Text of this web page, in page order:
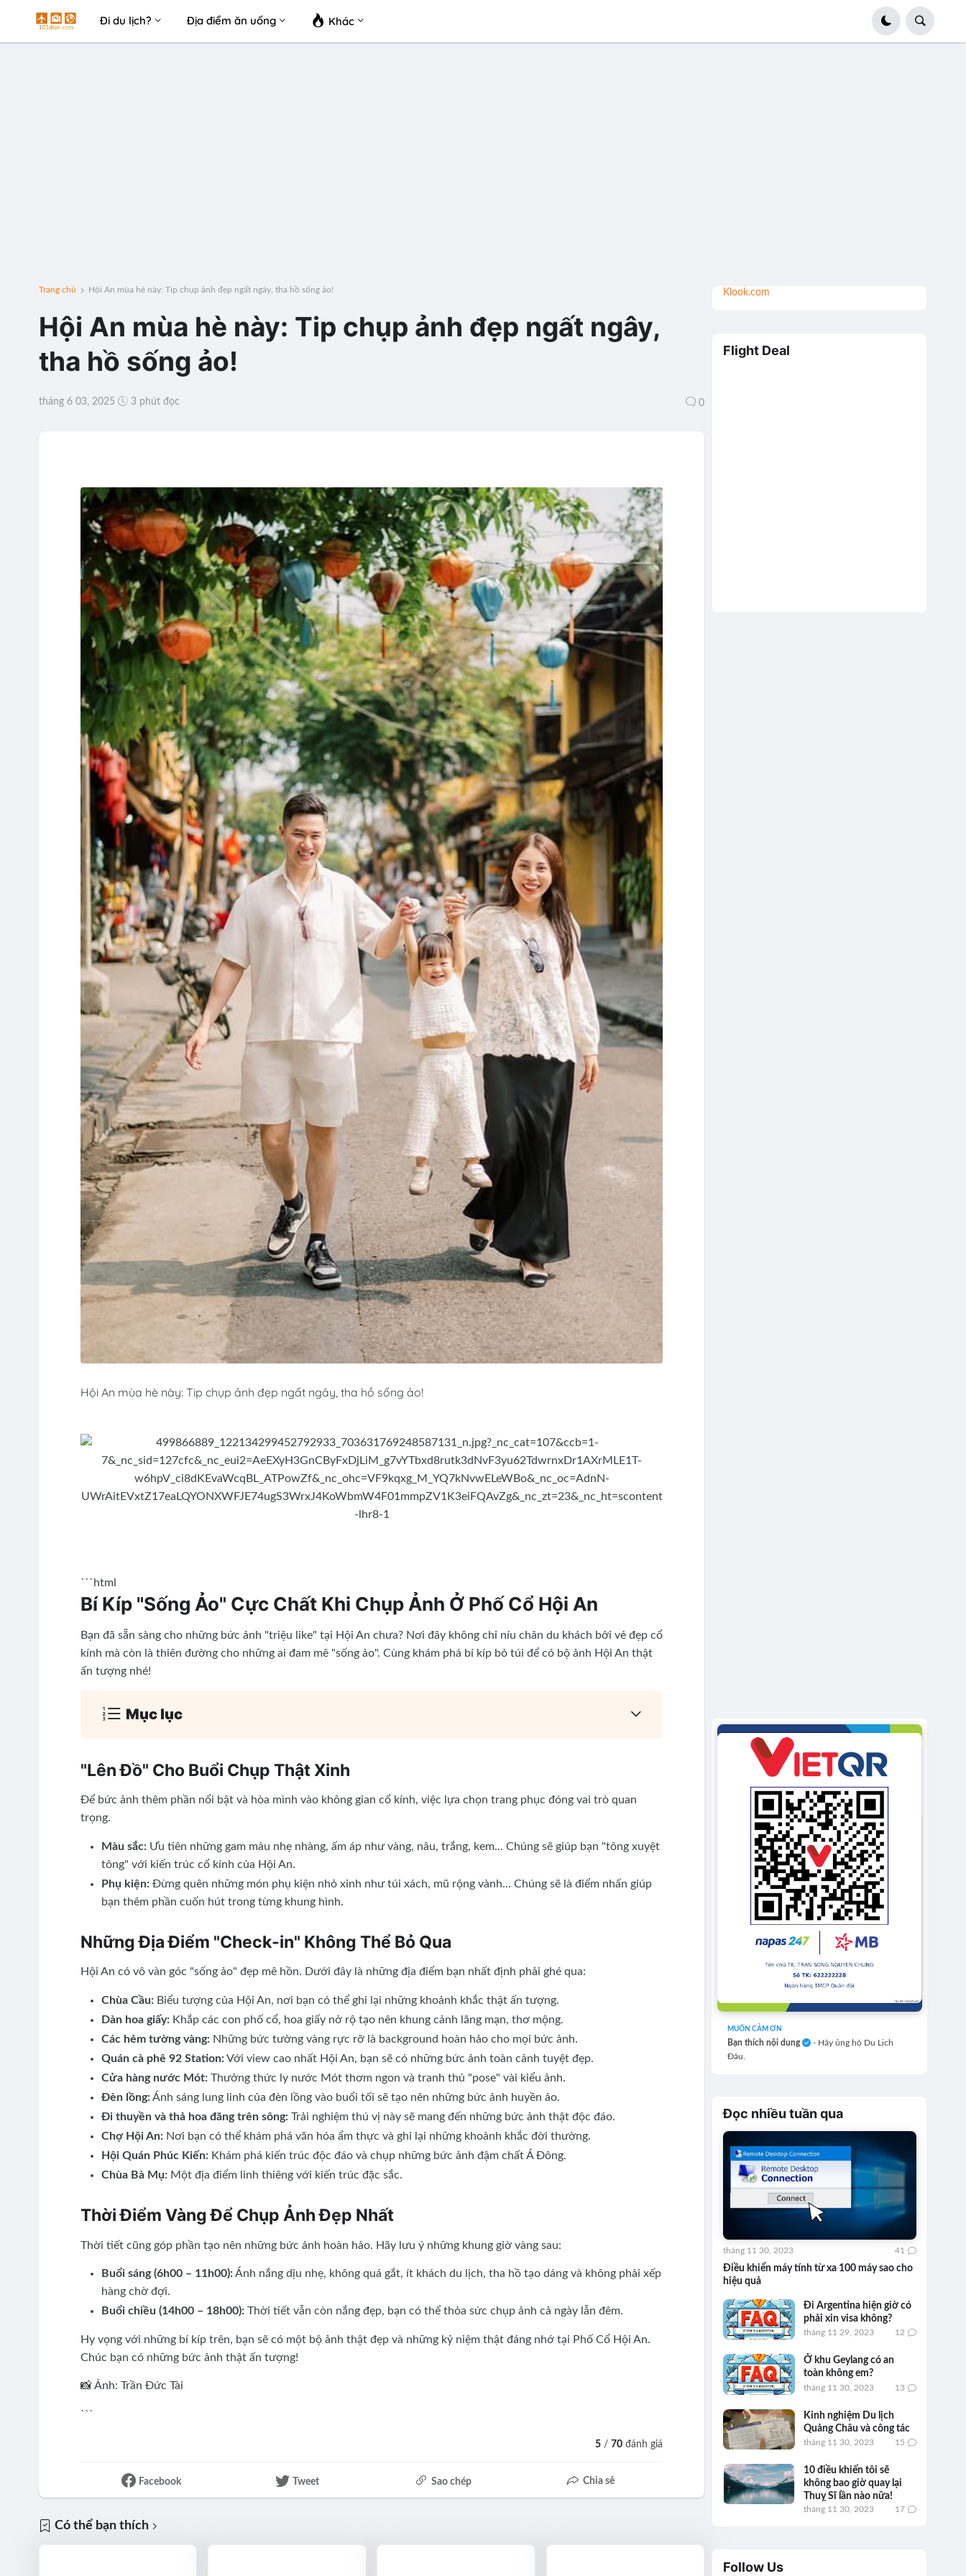
Đi du lịch? Địa điểm ăn uống Khác
Trang chủ Hội An mùa hè này: Tip chụp ảnh đẹp ngất ngây, tha hồ sống ảo!
Hội An mùa hè này: Tip chụp ảnh đẹp ngất ngây,
tha hồ sống ảo!
tháng 6 03, 2025 3 phút đọc 0
Hội An mùa hè này: Tip chụp ảnh đẹp ngất ngây, tha hồ sống ảo!
```html
Bí Kíp "Sống Ảo" Cực Chất Khi Chụp Ảnh Ở Phố Cổ Hội An
Bạn đã sẵn sàng cho những bức ảnh "triệu like" tại Hội An chưa? Nơi đây không chỉ níu chân du khách bởi vẻ đẹp cổ
kính mà còn là thiên đường cho những ai đam mê "sống ảo". Cùng khám phá bí kíp bỏ túi để có bộ ảnh Hội An thật
ấn tượng nhé!
Mục lục
"Lên Đồ" Cho Buổi Chụp Thật Xinh
Để bức ảnh thêm phần nổi bật và hòa mình vào không gian cổ kính, việc lựa chọn trang phục đóng vai trò quan
trọng.
Màu sắc: Ưu tiên những gam màu nhẹ nhàng, ấm áp như vàng, nâu, trắng, kem... Chúng sẽ giúp bạn "tông xuyệt
tông" với kiến trúc cổ kính của Hội An.
Phụ kiện: Đừng quên những món phụ kiện nhỏ xinh như túi xách, mũ rộng vành… Chúng sẽ là điểm nhấn giúp
bạn thêm phần cuốn hút trong từng khung hình.
Những Địa Điểm "Check-in" Không Thể Bỏ Qua
Hội An có vô vàn góc "sống ảo" đẹp mê hồn. Dưới đây là những địa điểm bạn nhất định phải ghé qua:
Chùa Cầu: Biểu tượng của Hội An, nơi bạn có thể ghi lại những khoảnh khắc thật ấn tượng.
Dàn hoa giấy: Khắp các con phố cổ, hoa giấy nở rộ tạo nên khung cảnh lãng mạn, thơ mộng.
Các hẻm tường vàng: Những bức tường vàng rực rỡ là background hoàn hảo cho mọi bức ảnh.
Quán cà phê 92 Station:Với view cao nhất Hội An, bạn sẽ có những bức ảnh toàn cảnh tuyệt đẹp.
Cửa hàng nước Mót: Thưởng thức ly nước Mót thơm ngon và tranh thủ "pose" vài kiểu ảnh.
Đèn lồng:Ánh sáng lung linh của đèn lồng vào buổi tối sẽ tạo nên những bức ảnh huyền ảo.
Đi thuyền và thả hoa đăng trên sông: Trải nghiệm thú vị này sẽ mang đến những bức ảnh thật độc đáo.
Chợ Hội An: Nơi bạn có thể khám phá văn hóa ẩm thực và ghi lại những khoảnh khắc đời thường.
Hội Quán Phúc Kiến: Khám phá kiến trúc độc đáo và chụp những bức ảnh đậm chất Á Đông.
Chùa Bà Mụ: Một địa điểm linh thiêng với kiến trúc đặc sắc.
Thời Điểm Vàng Để Chụp Ảnh Đẹp Nhất
Thời tiết cũng góp phần tạo nên những bức ảnh hoàn hảo. Hãy lưu ý những khung giờ vàng sau:
Buổi sáng (6h00 – 11h00):Ánh nắng dịu nhẹ, không quá gắt, ít khách du lịch, tha hồ tạo dáng và không phải xếp
hàng chờ đợi.
Buổi chiều (14h00 – 18h00): Thời tiết vẫn còn nắng đẹp, bạn có thể thỏa sức chụp ảnh cả ngày lẫn đêm.
Hy vọng với những bí kíp trên, bạn sẽ có một bộ ảnh thật đẹp và những kỷ niệm thật đáng nhớ tại Phố Cổ Hội An.
Chúc bạn có những bức ảnh thật ấn tượng!
📸 Ảnh: Trần Đức Tài
```
5 /70 đánh giá
Facebook Tweet Sao chép Chia sẻ
Có thể bạn thích
Klook.com
Flight Deal
MUỐN CẢM ƠN
Bạn thích nội dung
- Hãy ủng hộ Du Lịch
Đâu.
Đọc nhiều tuần qua
Điều khiển máy tính từ xa 100 máy sao cho
hiệu quả
tháng 11 30, 2023 41
Đi Argentina hiện giờ có
phải xin visa không?
tháng 11 29, 2023 12
Ở khu Geylang có an
toàn không em?
tháng 11 30, 2023 13
Kinh nghiệm Du lịch
Quảng Châu và công tác
tháng 11 30, 2023 15
10 điều khiến tôi sẽ
không bao giờ quay lại
Thuỵ Sĩ lần nào nữa!
tháng 11 30, 2023 17
Follow Us